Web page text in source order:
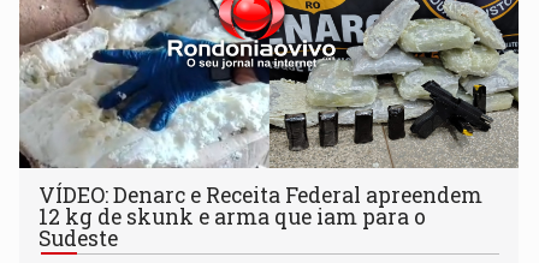
VÍDEO: Denarc e Receita Federal apreendem
12 kg de skunk e arma que iam para o
Sudeste